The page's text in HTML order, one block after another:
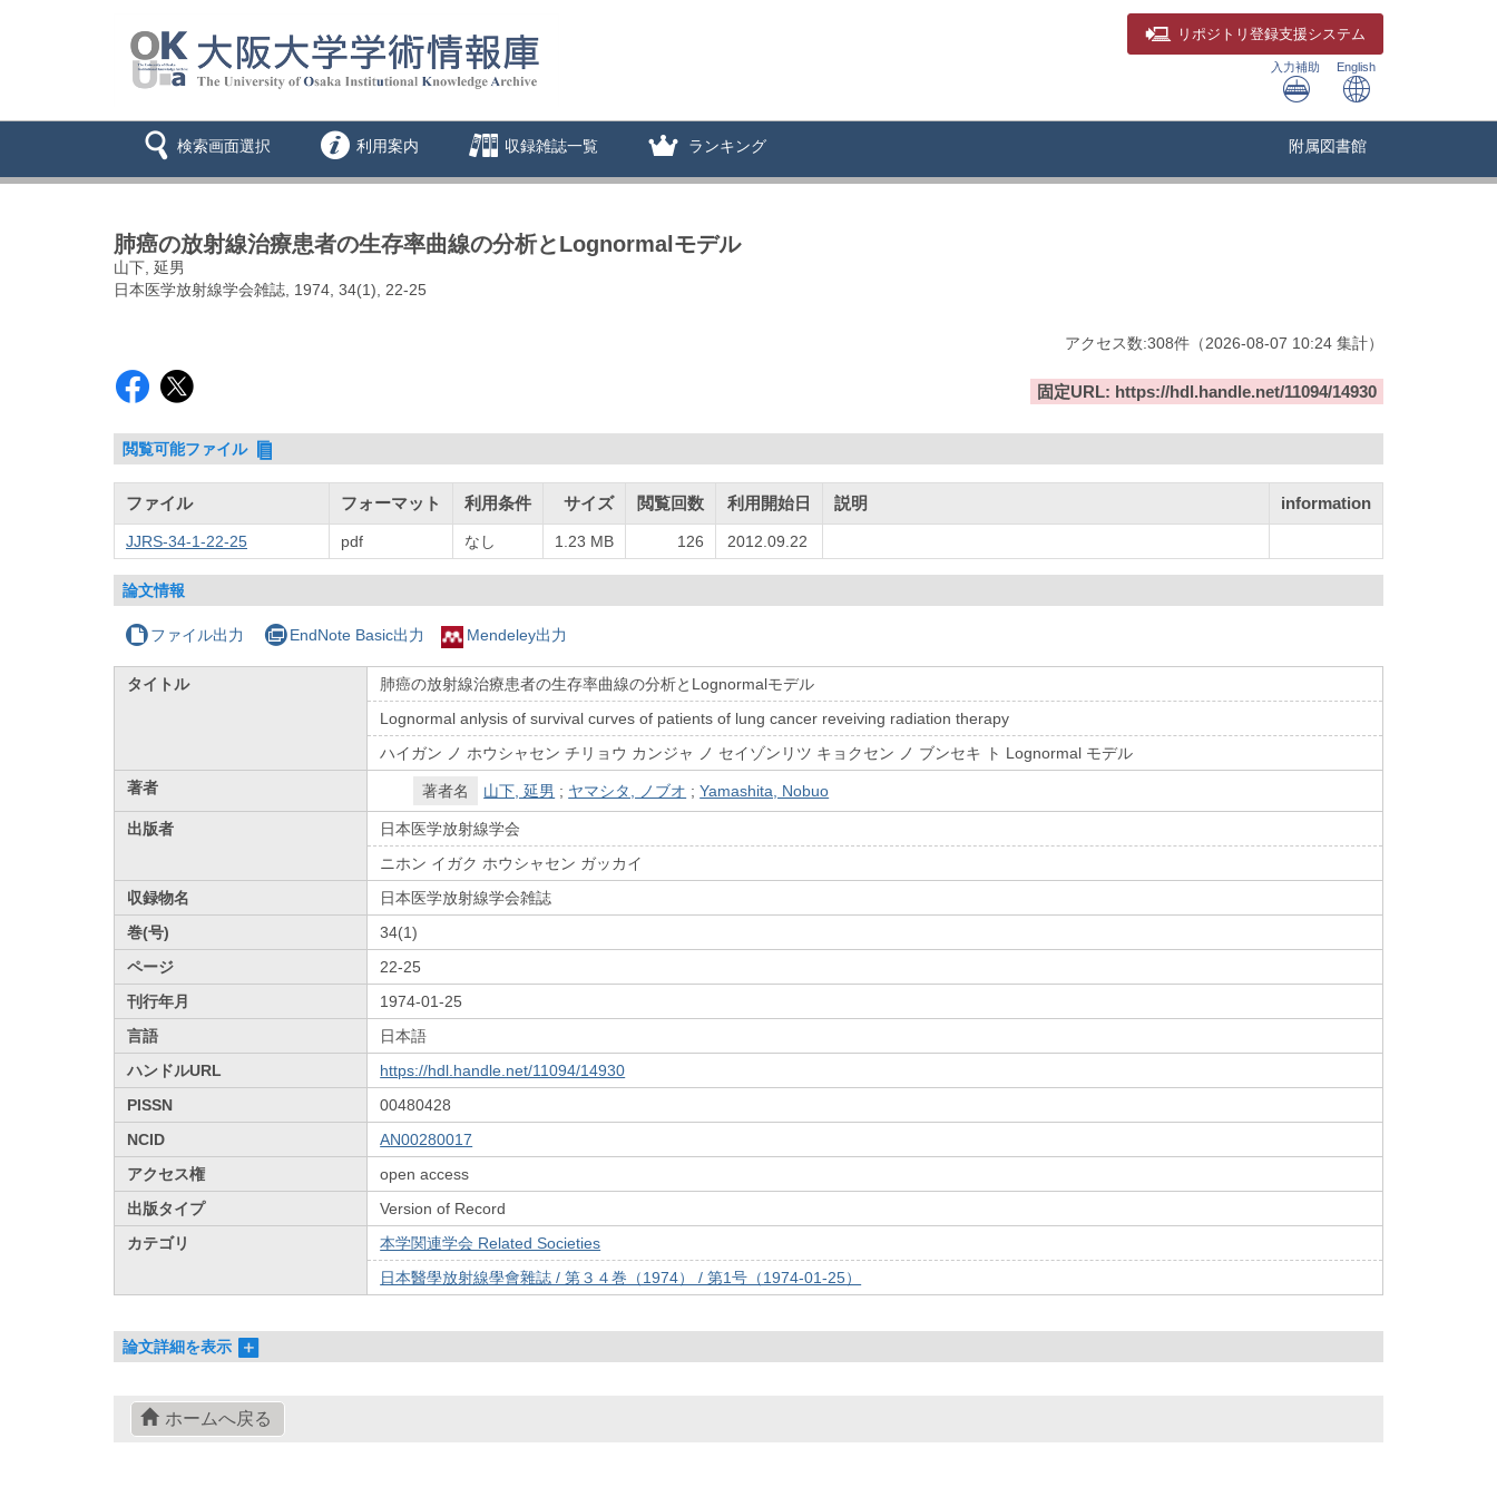
リポジトリ 登録支援システム
入力補助 English
検索画面選択 利用案内 収録雑誌一覧 ランキング 附属図書館
肺癌の放射線治療患者の生存率曲線の分析とLognormalモデル
山下, 延男
日本医学放射線学会雑誌, 1974, 34(1), 22-25
アクセス数:308件 （2026-08-07 10:24 集計）
固定URL: https://hdl.handle.net/11094/14930
閲覧可能ファイル
ファイル フォーマット 利用条件 サイズ 閲覧回数 利用開始日 説明 information
JJRS-34-1-22-25 pdf なし 1.23 MB 126 2012.09.22
論文情報
ファイル出力 EndNote Basic出力 Mendeley出力
タイトル
肺癌の放射線治療患者の生存率曲線の分析とLognormalモデル
Lognormal anlysis of survival curves of patients of lung cancer reveiving radiation therapy
ハイガン ノ ホウシャセン チリョウ カンジャ ノ セイゾンリツ キョクセン ノ ブンセキ ト Lognormal モデル
著者
著者名 山下, 延男 ; ヤマシタ, ノブオ ;Yamashita, Nobuo
出版者
日本医学放射線学会
ニホン イガク ホウシャセン ガッカイ
収録物名
日本医学放射線学会雑誌
巻(号)
34(1)
ページ
22-25
刊行年月
1974-01-25
言語
日本語
ハンドルURL
https://hdl.handle.net/11094/14930
PISSN
00480428
NCID
AN00280017
アクセス権
open access
出版タイプ
Version of Record
カテゴリ
本学関連学会 Related Societies
日本醫學放射線學會雜誌 / 第３４巻（1974） / 第1号（1974-01-25）
論文詳細を表示
ホームへ戻る